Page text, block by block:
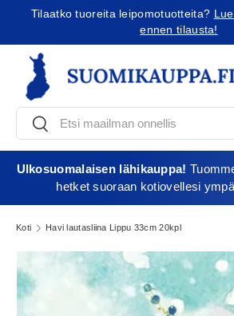
Tilaatko tuoreita leipomotuotteita?
ennen tilausta!
EtsiEtsi
Ulkosuomalaisen lähikauppa!
hetket suoraan kotiovellesi
Koti Havi lautasliina Lippu 33cm 20kpl